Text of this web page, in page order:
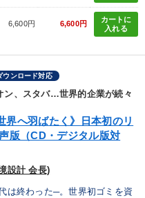
6,600円 6,600円
カートに
入れる
ウンロード対応
ン、スタバ…世界的企業が続々
界へ羽ばたく》日本初のリ
版（CD・デジタル版対
設計 会長)
は終わった─。世界初ゴミを資